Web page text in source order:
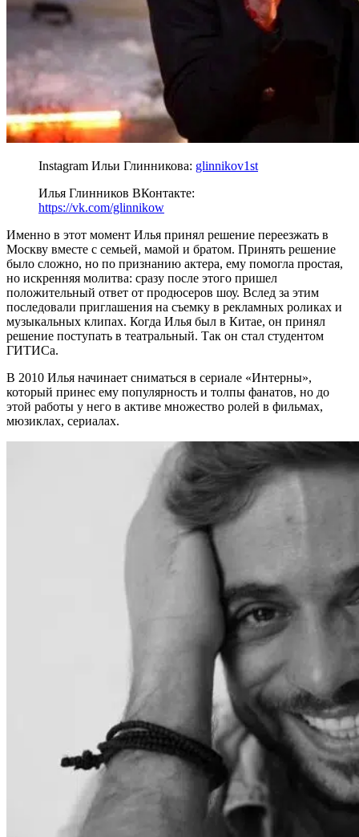
Instagram Ильи Глинникова: glinnikov1st
Илья Глинников ВКонтакте:
https://vk.com/glinnikow
Именно в этот момент Илья принял решение переезжать в
Москву вместе с семьей, мамой и братом. Принять решение
было сложно, но по признанию актера, ему помогла простая,
но искренняя молитва: сразу после этого пришел
положительный ответ от продюсеров шоу. Вслед за этим
последовали приглашения на съемку в рекламных роликах и
музыкальных клипах. Когда Илья был в Китае, он принял
решение поступать в театральный. Так он стал студентом
ГИТИСа.
В 2010 Илья начинает сниматься в сериале «Интерны»,
который принес ему популярность и толпы фанатов, но до
этой работы у него в активе множество ролей в фильмах,
мюзиклах, сериалах.